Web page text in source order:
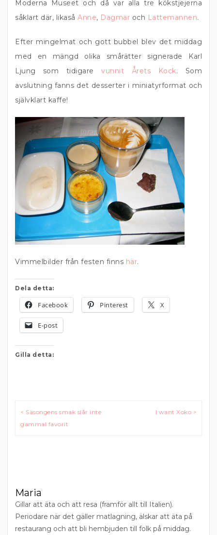
Moderna Museet och då var alla tre kökstjejerna
såklart där, likaså Anne, Dagmar och Lattemannen.
Efter mingelmat och gott bubbel blev det middag
med en mängd olika smårätter signerade Karl
Ljung som tidigarevunnit Årets Kock. Som
avslutning fanns det desserter i miniatyrformat och
självklart kaffe!
Vimmelbilder från festen finns här.
Dela detta:
Facebook Pinterest X
E-post
Gilla detta:
Inläggsnavigering
< Säsongens smak slår inte
gammal favorit
I want Xoko >
Maria
Gillar att äta och att resa (framför allt till Italien).
Periodare när det gäller matlagning, älskar att äta på
restaurang och att bli hembjuden till folk på middag.